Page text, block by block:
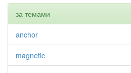
за темами
anchor
magnetic